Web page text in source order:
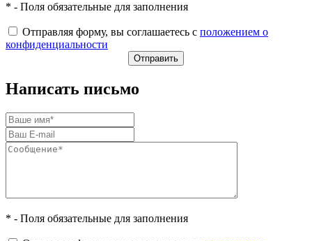
* - Поля обязательные для заполнения
Отправляя форму, вы соглашаетесь с положением о
конфиденциальности
Написать письмо
* - Поля обязательные для заполнения